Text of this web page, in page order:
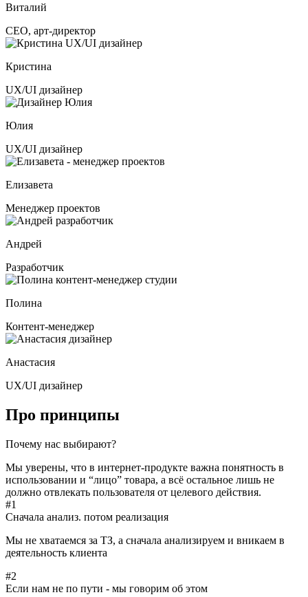
Виталий
СЕО, арт-директор
Кристина
UX/UI дизайнер
Юлия
UX/UI дизайнер
Елизавета
Менеджер проектов
Андрей
Разработчик
Полина
Контент-менеджер
Анастасия
UX/UI дизайнер
Про принципы
Почему нас выбирают?
Мы уверены, что в интернет-продукте важна понятность в
использовании и “лицо” товара, а всё остальное лишь не
должно отвлекать пользователя от целевого действия.
#1
Сначала анализ. потом реализация
Мы не хватаемся за ТЗ, а сначала анализируем и вникаем в
деятельность клиента
#2
Если нам не по пути - мы говорим об этом